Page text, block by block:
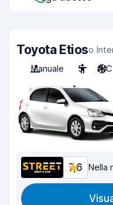
Toyota Etioso
Manuale
5 A/C
7,6 Nella